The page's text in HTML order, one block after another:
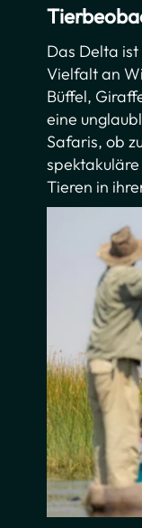
Das Delta
Vielfalt an
Büffel,
eine
Safaris, ob
Tieren in